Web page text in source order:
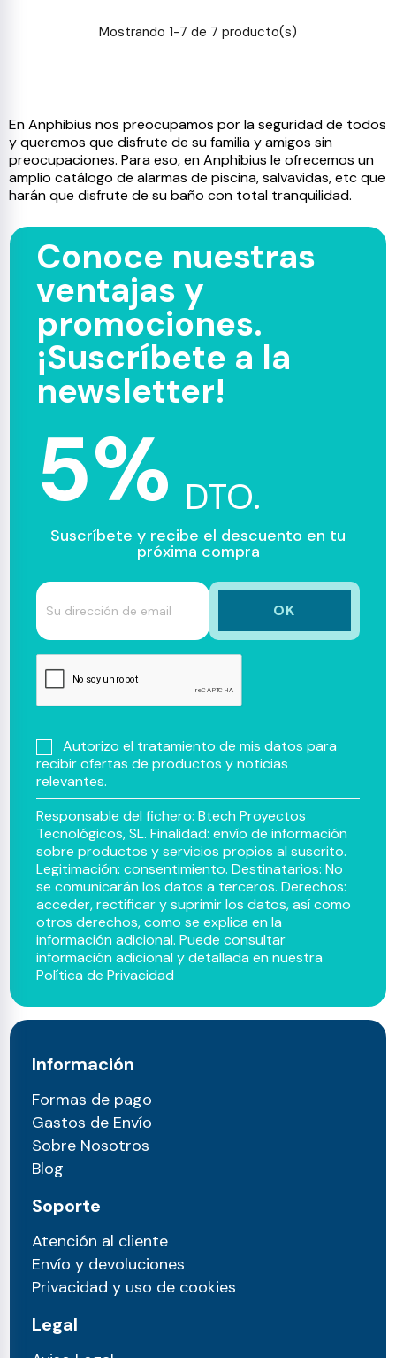
Mostrando 1-7 de 7 producto(s)
En Anphibius nos preocupamos por la seguridad de todos
y queremos que disfrute de su familia y amigos sin
preocupaciones. Para eso, en Anphibius le ofrecemos un
amplio catálogo de alarmas de piscina, salvavidas, etc que
harán que disfrute de su baño con total tranquilidad.
Conoce nuestras
ventajas y
promociones.
¡Suscríbete a la
newsletter!
5% DTO.
Suscríbete y recibe el descuento en tu
próxima compra
Autorizo el tratamiento de mis datos para
recibir ofertas de productos y noticias
relevantes.
Responsable del fichero: Btech Proyectos
Tecnológicos, SL. Finalidad: envío de información
sobre productos y servicios propios al suscrito.
Legitimación: consentimiento. Destinatarios: No
se comunicarán los datos a terceros. Derechos:
acceder, rectificar y suprimir los datos, así como
otros derechos, como se explica en la
información adicional. Puede consultar
información adicional y detallada en nuestra
Política de Privacidad
Información
Formas de pago
Gastos de Envío
Sobre Nosotros
Blog
Soporte
Atención al cliente
Envío y devoluciones
Privacidad y uso de cookies
Legal